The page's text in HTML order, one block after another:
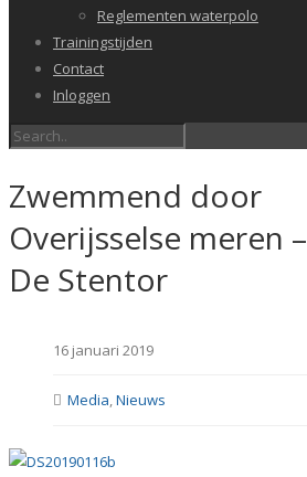
Reglementen waterpolo
Trainingstijden
Contact
Inloggen
Zwemmend door
Overijsselse meren –
De Stentor
16 januari 2019
Media,Nieuws